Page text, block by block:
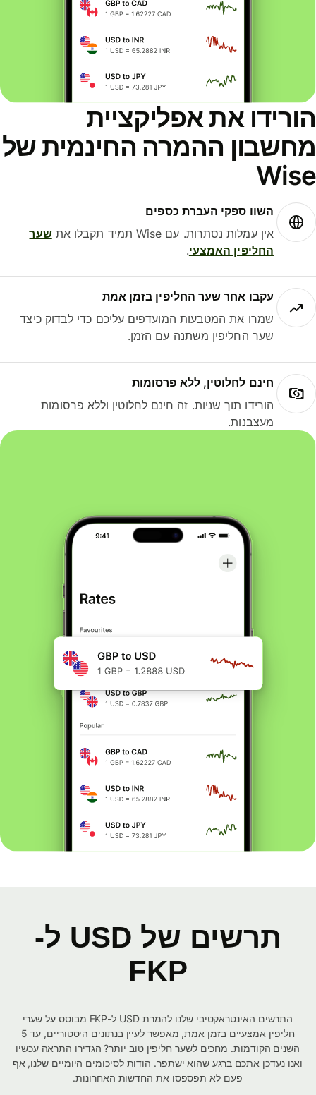
את אפליקציית
ההמרה החינמית של
השוו ספקי העברת כספים
אין עמלות נסתרות. עם Wise תמיד תקבלו את
שער
החליפין האמצעי.
עקבו אחר שער החליפין בזמן אמת
שמרו את המטבעות המועדפים עליכם כדי לבדוק כיצד
שער החליפין משתנה עם הזמן.
חינם לחלוטין, ללא פרסומות
הורידו תוך שניות. זה חינם לחלוטין וללא פרסומות
מעצבנות.
תרשים של USD ל-
FKP
התרשים האינטראקטיבי שלנו להמרת USD ל-FKP מבוסס על שערי
חליפין אמצעיים בזמן אמת, מאפשר לעיין בנתונים היסטוריים, עד 5
השנים הקודמות. מחכים לשער חליפין טוב יותר? הגדירו התראה עכשיו
ואנו נעדכן אתכם ברגע שהוא ישתפר. הודות לסיכומים היומיים שלנו, אף
פעם לא תפספסו את החדשות האחרונות.